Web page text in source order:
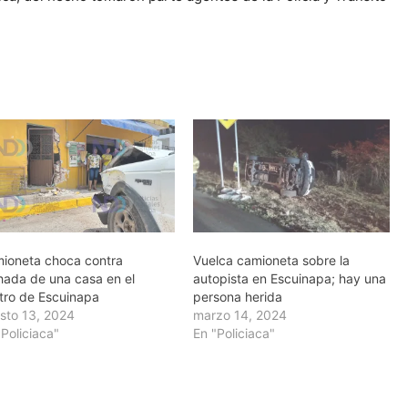
choca contra
de una casa en el
de Escuinapa
13, 2024
Vuelca camioneta sobre la
autopista en Escuinapa; hay una
persona herida
marzo 14, 2024
En "Policiaca"